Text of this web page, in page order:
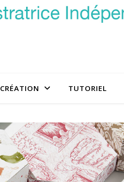
CRÉATION TUTORIEL